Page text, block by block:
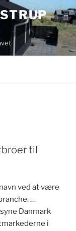
til
ved at være
…
Danmark
i